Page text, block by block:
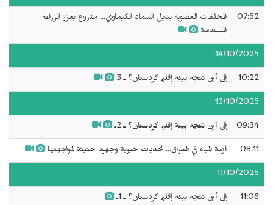
07:52
المخلفات العضوية بديل السماد الكيماوي... مشروع يعزز الزراعة
المستدامة
14/10/2025
10:22 إلى أين تتجه بيئة إقليم كردستان؟ ـ 3
13/10/2025
09:34 إلى أين تتجه بيئة إقليم كردستان؟ ـ 2ـ
08:11 أزمة المياه في العراق... تحديات حيوية وجهود حثيثة لمواجهتها
11/10/2025
11:06 إلى أين تتجه بيئة إقليم كردستان؟ ـ 1ـ